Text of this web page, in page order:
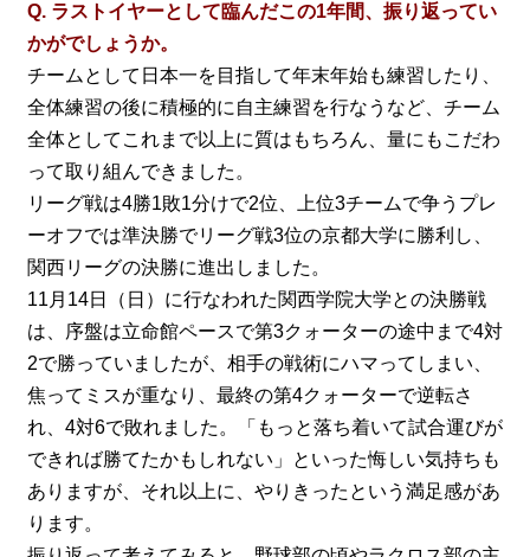
Q. ラストイヤーとして臨んだこの1年間、振り返ってい
かがでしょうか。
チームとして日本一を目指して年末年始も練習したり、
全体練習の後に積極的に自主練習を行なうなど、チーム
全体としてこれまで以上に質はもちろん、量にもこだわ
って取り組んできました。
リーグ戦は4勝1敗1分けで2位、上位3チームで争うプレ
ーオフでは準決勝でリーグ戦3位の京都大学に勝利し、
関西リーグの決勝に進出しました。
11月14日（日）に行なわれた関西学院大学との決勝戦
は、序盤は立命館ペースで第3クォーターの途中まで4対
2で勝っていましたが、相手の戦術にハマってしまい、
焦ってミスが重なり、最終の第4クォーターで逆転さ
れ、4対6で敗れました。「もっと落ち着いて試合運びが
できれば勝てたかもしれない」といった悔しい気持ちも
ありますが、それ以上に、やりきったという満足感があ
ります。